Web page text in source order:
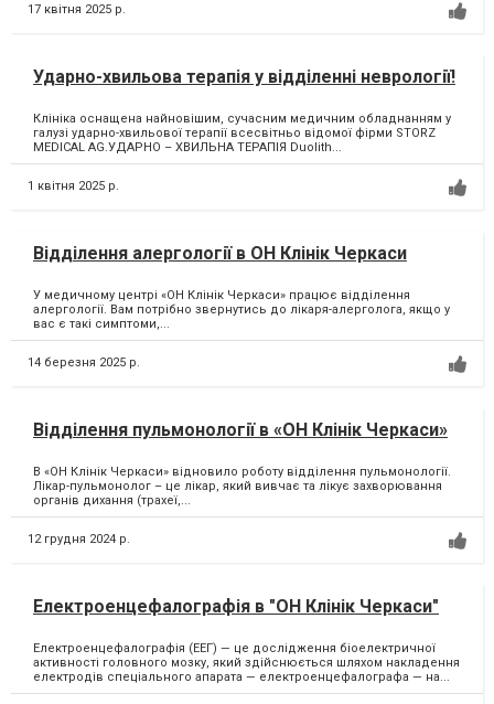
17 квітня 2025 р.
Ударно-хвильова терапія у відділенні неврології!
Клініка оснащена найновішим, сучасним медичним обладнанням у
галузі ударно-хвильової терапії всесвітньо відомої фірми STORZ
MEDICAL AG.УДАРНО – ХВИЛЬНА ТЕРАПІЯ Duolith...
1 квітня 2025 р.
Відділення алергології в ОН Клінік Черкаси
У медичному центрі «ОН Клінік Черкаси» працює відділення
алергології. Вам потрібно звернутись до лікаря-алерголога, якщо у
вас є такі симптоми,...
14 березня 2025 р.
Відділення пульмонології в «ОН Клінік Черкаси»
В «ОН Клінік Черкаси» відновило роботу відділення пульмонології.
Лікар-пульмонолог – це лікар, який вивчає та лікує захворювання
органів дихання (трахеї,...
12 грудня 2024 р.
Електроенцефалографія в "ОН Клінік Черкаси"
Електроенцефалографія (ЕЕГ) — це дослідження біоелектричної
активності головного мозку, який здійснюється шляхом накладення
електродів спеціального апарата — електроенцефалографа — на...